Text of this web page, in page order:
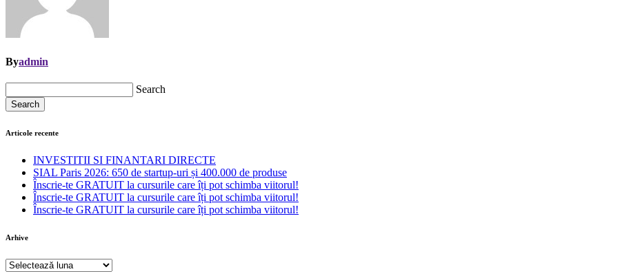
Byadmin
Search
Search
Articole recente
INVESTITII SI FINANTARI DIRECTE
SIAL Paris 2026: 650 de startup-uri și 400.000 de produse
Înscrie-te GRATUIT la cursurile care îți pot schimba viitorul!
Înscrie-te GRATUIT la cursurile care îți pot schimba viitorul!
Înscrie-te GRATUIT la cursurile care îți pot schimba viitorul!
Arhive
Arhive